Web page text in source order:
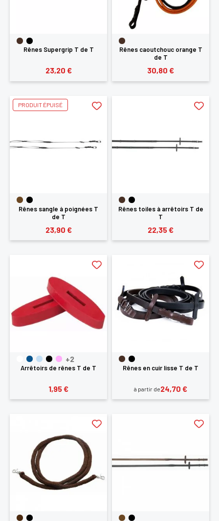
Rênes Supergrip T de T
23,20 €
Rênes caoutchouc orange T
de T
30,80 €
Rênes sangle à poignées T
de T
23,90 €
PRODUIT ÉPUISÉ
Rênes toiles à arrêtoirs T de
T
22,35 €
+2
Arrêtoirs de rênes T de T
1,95 €
Rênes en cuir lisse T de T
à partir de24,70 €